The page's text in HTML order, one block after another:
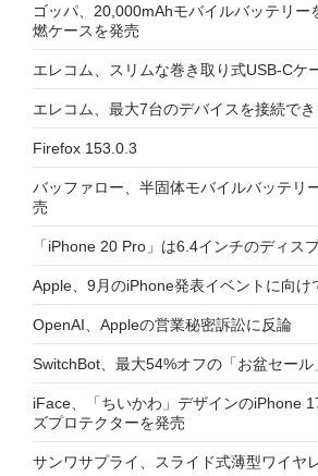
ゴッパ、20,000mAhモバイルバッテリー
燃ケースを発売
エレコム、スリムな巻き取り式USB-Cケ
エレコム、最大7台のデバイスを接続で
Firefox 153.0.3
バッファロー、半固体モバイルバッテリ
売
「iPhone 20 Pro」は6.4インチのディス
Apple、9月のiPhone発表イベントに向け
OpenAI、Appleの営業秘密訴訟に反論
SwitchBot、最大54%オフの「お盆セール
iFace、「ちいかわ」デザインのiPhone
ズプロテクターを発売
サンワサプライ、スライド式薄型ワイヤ